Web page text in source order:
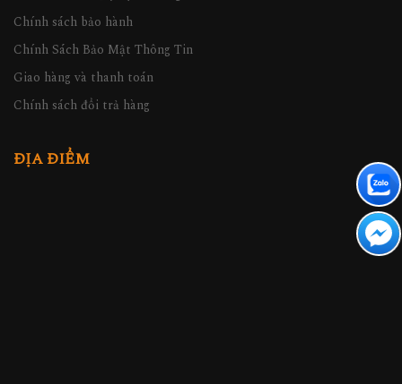
Chính sách bảo hành
Chính Sách Bảo Mật Thông Tin
Giao hàng và thanh toán
Chính sách đổi trả hàng
ĐỊA ĐIỂM